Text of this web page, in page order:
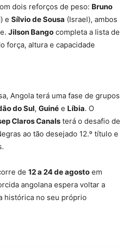
dois reforços de peso: Bruno
e Sílvio de Sousa (Israel), ambos
Jilson Bango completa a lista de
força, altura e capacidade
Angola terá uma fase de grupos
do Sul, Guiné e Líbia. O
Claros Canals terá o desafio de
ao tão desejado 12.º título e
de 12 a 24 de agosto em
angolana espera voltar a
histórica no seu próprio